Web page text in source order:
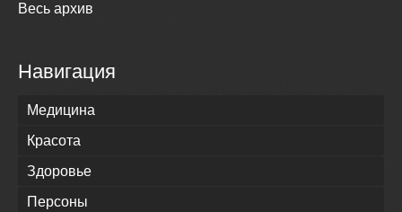
Весь архив
Навигация
Медицина
Красота
Здоровье
Персоны